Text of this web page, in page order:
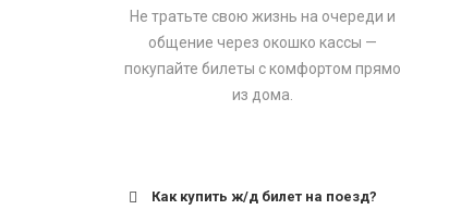
Не тратьте свою жизнь на очереди и
общение через окошко кассы —
покупайте билеты с комфортом прямо
из дома.
Как купить ж/д билет на поезд?